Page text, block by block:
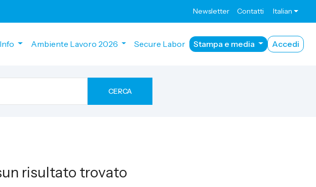
Newsletter Contatti Italian
Info Ambiente Lavoro 2026 Secure Labor Stampa e media Accedi
CERCA
risultato trovato